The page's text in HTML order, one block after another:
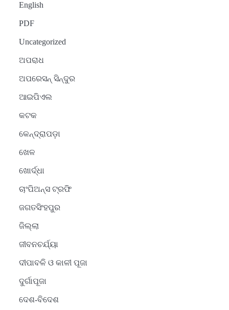
English
PDF
Uncategorized
ଅପରାଧ
ଅପରେସନ୍ ସିନ୍ଦୁର
ଆଇପିଏଲ
କଟକ
କେନ୍ଦ୍ରାପଡ଼ା
ଖେଳ
ଖୋର୍ଦ୍ଧା
ଚାଂପିଅନ୍ସ ଟ୍ରଫି
ଜଗତସିଂହପୁର
ଜିଲ୍ଲା
ଜୀବନଚର୍ଯ୍ୟା
ଦୀପାବଳି ଓ କାଳୀ ପୂଜା
ଦୁର୍ଗାପୂଜା
ଦେଶ-ବିଦେଶ